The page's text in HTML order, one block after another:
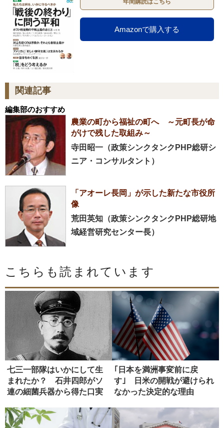
Amazonで購入する
関連記事
編集部のおすすめ
農業の町から福祉の町へ ～元町長が命
がけで残した取組み～
寺田昭一（政策シンクタンクPHP総研シ
ニア・コンサルタント）
「アオーレ長岡」が示した新たな市役所
像
荒田英知（政策シンクタンクPHP総研地
域経営研究センター長）
こちらも読まれています
七三一部隊はいかにして生
まれたか？ 石井四郎がソ
連の細菌兵器から得た口実
｢日本を満洲事変前に戻
す｣ 日米の開戦が避けられ
なかった決定的な理由